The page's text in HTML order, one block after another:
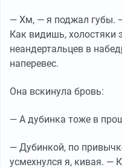
— Хм, — я поджал губы.
Как видишь, холостяки
неандертальцев в
наперевес.
Она вскинула бровь:
— А дубинка тоже в
— Дубинкой, по
усмехнулся я, кивая. —